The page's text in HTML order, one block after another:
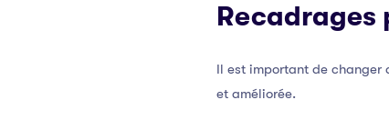
Recadrages
Il est important de changer
et améliorée.